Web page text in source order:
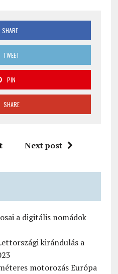
SHARE
TWEET
PIN
SHARE
Next post
a digitális nomádok
kirándulás a
motorozás Európa